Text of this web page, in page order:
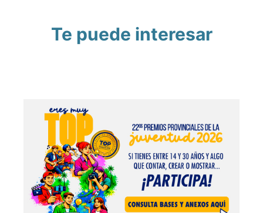
Te puede interesar